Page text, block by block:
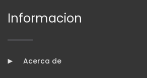
Informacion
Acerca de